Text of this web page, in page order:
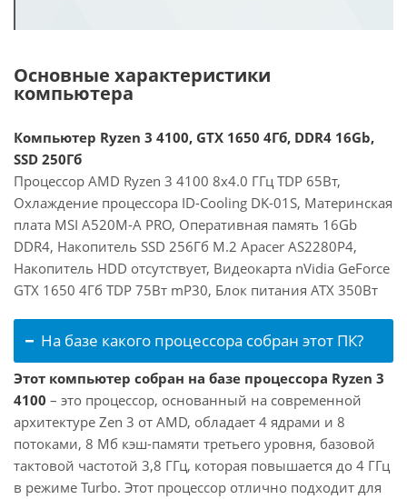
Основные характеристики
компьютера
Компьютер Ryzen 3 4100, GTX 1650 4Гб, DDR4 16Gb,
SSD 250Гб
Процессор AMD Ryzen 3 4100 8x4.0 ГГц TDP 65Вт,
Охлаждение процессора ID-Cooling DK-01S, Материнская
плата MSI A520M-A PRO, Оперативная память 16Gb
DDR4, Накопитель SSD 256Гб M.2 Apacer AS2280P4,
Накопитель HDD отсутствует, Видеокарта nVidia GeForce
GTX 1650 4Гб TDP 75Вт mP30, Блок питания ATX 350Вт
На базе какого процессора собран этот ПК?
Этот компьютер собран на базе процессора Ryzen 3
4100 – это процессор, основанный на современной
архитектуре Zen 3 от AMD, обладает 4 ядрами и 8
потоками, 8 Мб кэш-памяти третьего уровня, базовой
тактовой частотой 3,8 ГГц, которая повышается до 4 ГГц
в режиме Turbo. Этот процессор отлично подходит для